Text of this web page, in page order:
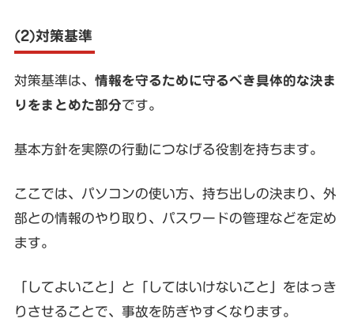
(2)対策基準
対策基準は、 情報を守るために守るべき具体的な決ま
りをまとめた部分です。
基本方針を実際の行動につなげる役割を持ちます。
ここでは、パソコンの使い方、持ち出しの決まり、外
部との情報のやり取り、パスワードの管理などを定め
ます。
「してよいこと」と「してはいけないこと」をはっき
りさせることで、事故を防ぎやすくなります。